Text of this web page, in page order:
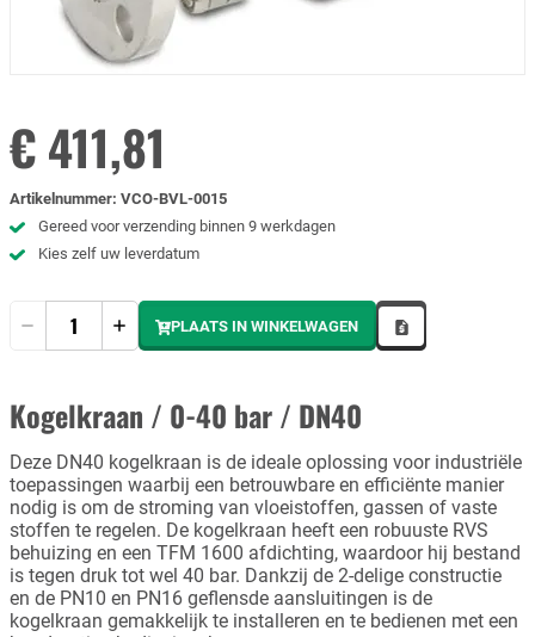
€ 411,81
Artikelnummer: VCO-BVL-0015
Gereed voor verzending binnen 9 werkdagen
Kies zelf uw leverdatum
PLAATS IN WINKELWAGEN
Kogelkraan / 0-40 bar / DN40
Deze DN40 kogelkraan is de ideale oplossing voor industriële
toepassingen waarbij een betrouwbare en efficiënte manier
nodig is om de stroming van vloeistoffen, gassen of vaste
stoffen te regelen. De kogelkraan heeft een robuuste RVS
behuizing en een TFM 1600 afdichting, waardoor hij bestand
is tegen druk tot wel 40 bar. Dankzij de 2-delige constructie
en de PN10 en PN16 geflensde aansluitingen is de
kogelkraan gemakkelijk te installeren en te bedienen met een